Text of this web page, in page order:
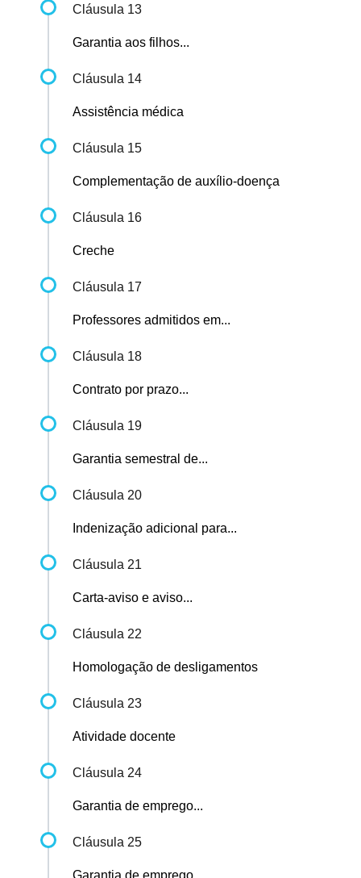
Cláusula 13
Garantia aos filhos...
Cláusula 14
Assistência médica
Cláusula 15
Complementação de auxílio-doença
Cláusula 16
Creche
Cláusula 17
Professores admitidos em...
Cláusula 18
Contrato por prazo...
Cláusula 19
Garantia semestral de...
Cláusula 20
Indenização adicional para...
Cláusula 21
Carta-aviso e aviso...
Cláusula 22
Homologação de desligamentos
Cláusula 23
Atividade docente
Cláusula 24
Garantia de emprego...
Cláusula 25